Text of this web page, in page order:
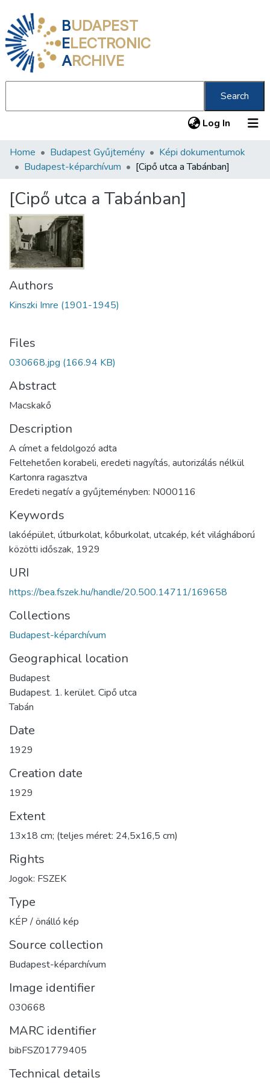
BUDAPEST
ELECTRONIC
ARCHIVE
Search
Log In (current)
Communities & Collections
Statistics
About us
Home Budapest Gyűjtemény
Képi dokumentumok
Budapest-képarchívum
[Cipő utca a Tabánban]
[Cipő utca a Tabánban]
Authors
Kinszki Imre (1901-1945)
Files
030668.jpg (166.94 KB)
Abstract
Macskakő
Description
A címet a feldolgozó adta
Feltehetően korabeli, eredeti nagyítás, autorizálás nélkül
Kartonra ragasztva
Eredeti negatív a gyűjteményben: N000116
Keywords
lakóépület, útburkolat, kőburkolat, utcakép, két világháború
közötti időszak, 1929
URI
https://bea.fszek.hu/handle/20.500.14711/169658
Collections
Budapest-képarchívum
Geographical location
Budapest
Budapest. 1. kerület. Cipő utca
Tabán
Date
1929
Creation date
1929
Extent
13x18 cm; (teljes méret: 24,5x16,5 cm)
Rights
Jogok: FSZEK
Type
KÉP / önálló kép
Source collection
Budapest-képarchívum
Image identifier
030668
MARC identifier
bibFSZ01779405
Technical details